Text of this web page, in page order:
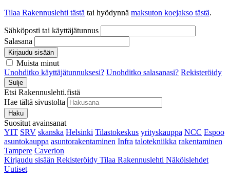
Tilaa Rakennuslehti tästä tai hyödynnä maksuton koejakso tästä.
Sähköposti tai käyttäjätunnus
Salasana
Kirjaudu sisään
Muista minut
Unohditko käyttäjätunnuksesi? Unohditko salasanasi? Rekisteröidy
Sulje
Etsi Rakennuslehti.fistä
Hae tältä sivustolta
Haku
Suositut avainsanat
YIT SRV skanska Helsinki Tilastokeskus yrityskauppa NCC Espoo
asuntokauppa asuntorakentaminen Infra talotekniikka rakentaminen
Tampere Caverion
Kirjaudu sisään Rekisteröidy Tilaa Rakennuslehti Näköislehdet
Uutiset